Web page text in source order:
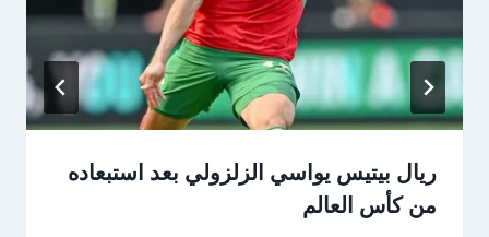
ريال بيتيس يواسي الزلزولي بعد استبعاده
من كأس العالم